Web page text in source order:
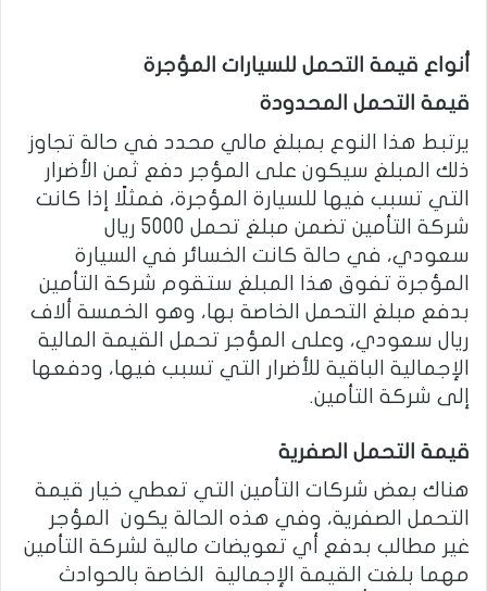
أنواع قيمة التحمل للسيارات المؤجرة
قيمة التحمل المحدودة
يرتبط هذا النوع بمبلغ مالي محدد في حالة تجاوز
ذلك المبلغ سيكون على المؤجر دفع ثمن الأضرار
التي تسبب فيها للسيارة المؤجرة، فمثلًا إذا كانت
شركة التأمين تضمن مبلغ تحمل 5000 ريال
سعودي، في حالة كانت الخسائر في السيارة
المؤجرة تفوق هذا المبلغ ستقوم شركة التأمين
بدفع مبلغ التحمل الخاصة بها، وهو الخمسة ألاف
ريال سعودي، وعلى المؤجر تحمل القيمة المالية
الإجمالية الباقية للأضرار التي تسبب فيها، ودفعها
إلى شركة التأمين.
قيمة التحمل الصفرية
هناك بعض شركات التأمين التي تعطي خيار قيمة
التحمل الصفرية، وفي هذه الحالة يكون المؤجر
غير مطالب بدفع أي تعويضات مالية لشركة التأمين
مهما بلغت القيمة الإجمالية الخاصة بالحوادث